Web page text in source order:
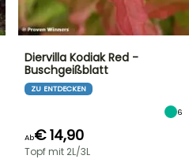
Diervilla Kodiak Red -
Buschgeißblatt
ZU ENTDECKEN
6
Ab€ 14,90
Topf mit 2L/3L